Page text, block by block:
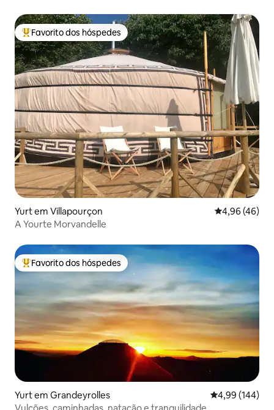
Favoritos dos hóspedes mais apreciados
Favorito dos hóspedes
Yurt em Villapourçon Classificação
4,96 (46)
A Yourte Morvandelle
Favoritos dos hóspedes mais apreciados
Favorito dos hóspedes
Yurt em Grandeyrolles Classificação
4,99 (144)